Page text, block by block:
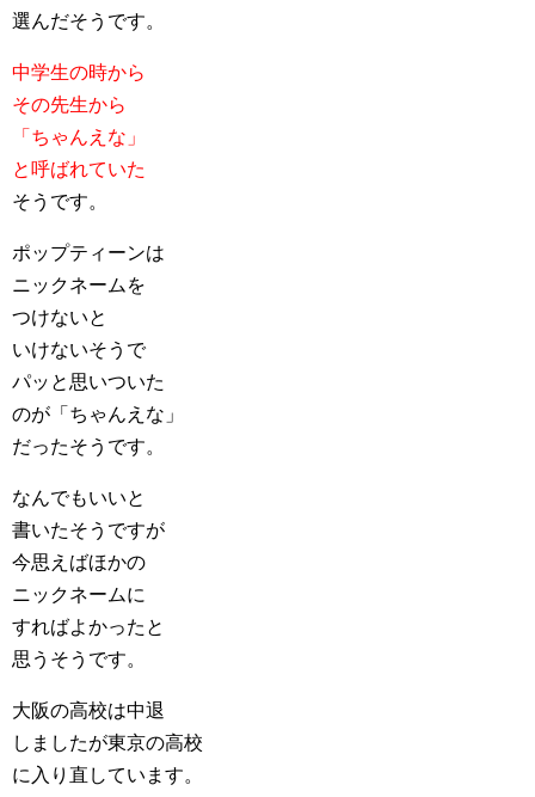
選んだそうです。
中学生の時から
その先生から
「ちゃんえな」
と呼ばれていた
そうです。
ポップティーンは
ニックネームを
つけないと
いけないそうで
パッと思いついた
のが「ちゃんえな」
だったそうです。
なんでもいいと
書いたそうですが
今思えばほかの
ニックネームに
すればよかったと
思うそうです。
大阪の高校は中退
しましたが東京の高校
に入り直しています。